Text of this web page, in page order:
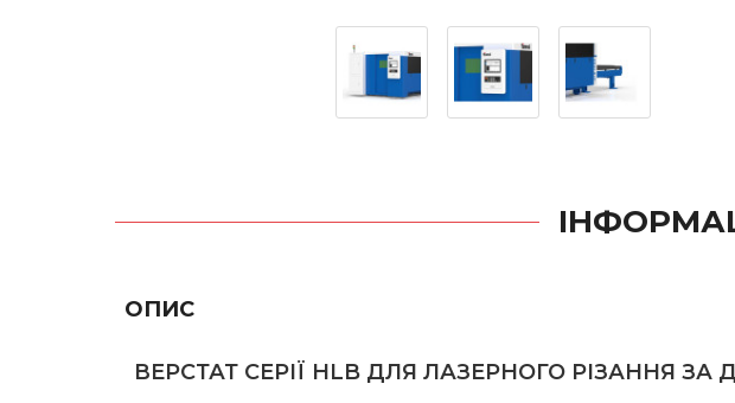
ОПИС
ВЕРСТАТ СЕРІЇ HLB ДЛЯ ЛАЗЕРНОГО РІЗАННЯ